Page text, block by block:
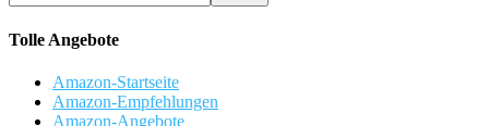
Tolle Angebote
Amazon-Startseite
Amazon-Empfehlungen
Amazon-Angebote